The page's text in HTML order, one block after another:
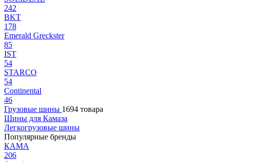
242
BKT
178
Emerald Greckster
85
IST
54
STARCO
54
Continental
46
Грузовые шины 1694 товара
Шины для Камаза
Легкогрузовые шины
Популярные бренды
КАМА
206